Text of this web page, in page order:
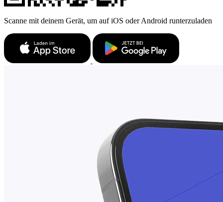
Scanne mit deinem Gerät, um auf iOS oder Android runterzuladen